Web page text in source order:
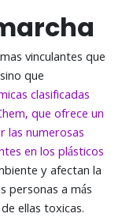
vinculantes que
que
clasificadas
que ofrece un
numerosas
en los plásticos
y afectan la
personas a más
ellas toxicas.